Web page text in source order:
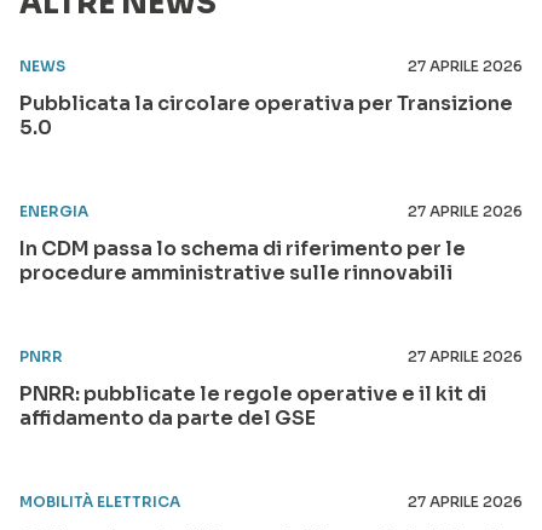
NEWS 27 APRILE 2026
Pubblicata la circolare operativa per Transizione
5.0
ENERGIA 27 APRILE 2026
In CDM passa lo schema di riferimento per le
procedure amministrative sulle rinnovabili
PNRR 27 APRILE 2026
PNRR: pubblicate le regole operative e il kit di
affidamento da parte del GSE
MOBILITÀ ELETTRICA 27 APRILE 2026